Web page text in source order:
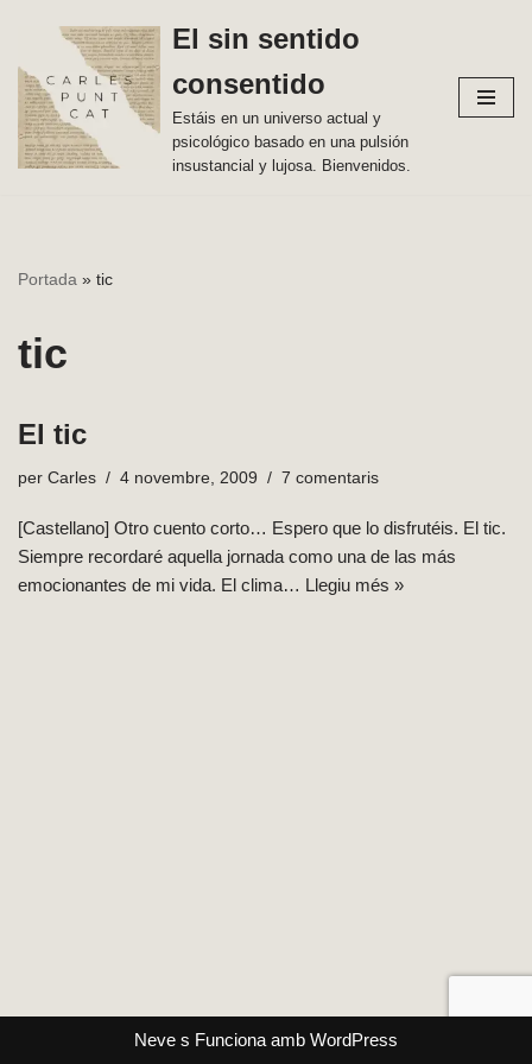
Vés
al
contingut
El sin sentido
consentido
Estáis en un universo actual y
psicológico basado en una pulsión
insustancial y lujosa. Bienvenidos.
Portada » tic
tic
El tic
per Carles 4 novembre, 2009 7 comentaris
[Castellano] Otro cuento corto… Espero que lo disfrutéis. El tic.
Siempre recordaré aquella jornada como una de las más
emocionantes de mi vida. El clima… Llegiu més »
Neve s Funciona amb WordPress